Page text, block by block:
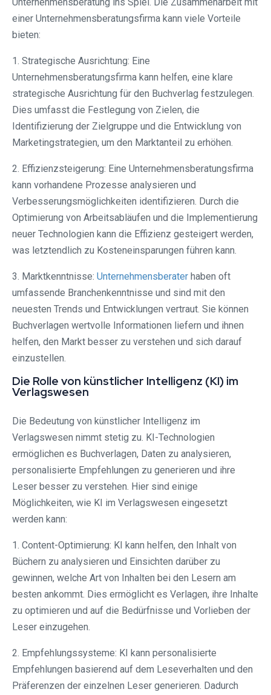
einer Unternehmensberatungsfirma kann viele Vorteile
bieten:
1. Strategische Ausrichtung: Eine
Unternehmensberatungsfirma kann helfen, eine klare
strategische Ausrichtung für den Buchverlag festzulegen.
Dies umfasst die Festlegung von Zielen, die
Identifizierung der Zielgruppe und die Entwicklung von
Marketingstrategien, um den Marktanteil zu erhöhen.
2. Effizienzsteigerung: Eine Unternehmensberatungsfirma
kann vorhandene Prozesse analysieren und
Verbesserungsmöglichkeiten identifizieren. Durch die
Optimierung von Arbeitsabläufen und die Implementierung
neuer Technologien kann die Effizienz gesteigert werden,
was letztendlich zu Kosteneinsparungen führen kann.
3. Marktkenntnisse: Unternehmensberater haben oft
umfassende Branchenkenntnisse und sind mit den
neuesten Trends und Entwicklungen vertraut. Sie können
Buchverlagen wertvolle Informationen liefern und ihnen
helfen, den Markt besser zu verstehen und sich darauf
einzustellen.
Die Rolle von künstlicher Intelligenz (KI) im
Verlagswesen
Die Bedeutung von künstlicher Intelligenz im
Verlagswesen nimmt stetig zu. KI-Technologien
ermöglichen es Buchverlagen, Daten zu analysieren,
personalisierte Empfehlungen zu generieren und ihre
Leser besser zu verstehen. Hier sind einige
Möglichkeiten, wie KI im Verlagswesen eingesetzt
werden kann:
1. Content-Optimierung: KI kann helfen, den Inhalt von
Büchern zu analysieren und Einsichten darüber zu
gewinnen, welche Art von Inhalten bei den Lesern am
besten ankommt. Dies ermöglicht es Verlagen, ihre Inhalte
zu optimieren und auf die Bedürfnisse und Vorlieben der
Leser einzugehen.
2. Empfehlungssysteme: KI kann personalisierte
Empfehlungen basierend auf dem Leseverhalten und den
Präferenzen der einzelnen Leser generieren. Dadurch